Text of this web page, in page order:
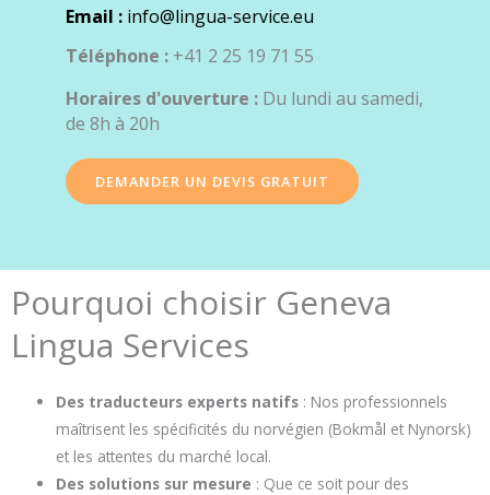
Email : info@lingua-service.eu
Téléphone : +41 2 25 19 71 55
Horaires d'ouverture : Du lundi au samedi,
de 8h à 20h
DEMANDER UN DEVIS GRATUIT
Pourquoi choisir Geneva
Lingua Services
Des traducteurs experts natifs : Nos professionnels
maîtrisent les spécificités du norvégien (Bokmål et Nynorsk)
et les attentes du marché local.
Des solutions sur mesure : Que ce soit pour des